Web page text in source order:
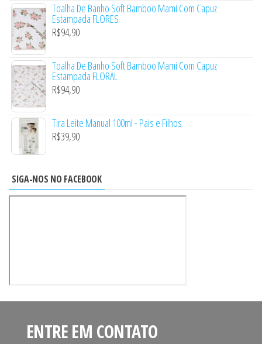
Toalha De Banho Soft Bamboo Mami Com Capuz
Estampada FLORES
R$94,90
Toalha De Banho Soft Bamboo Mami Com Capuz
Estampada FLORAL
R$94,90
Tira Leite Manual 100ml - Pais e Filhos
R$39,90
SIGA-NOS NO FACEBOOK
ENTRE EM CONTATO